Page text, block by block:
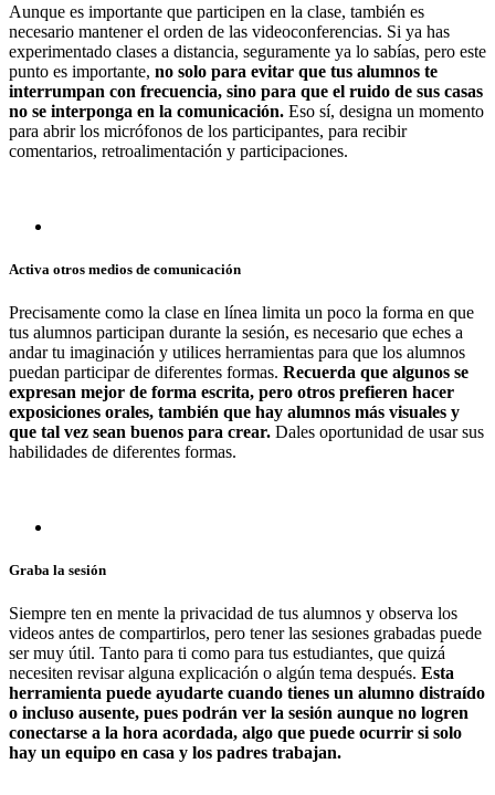
Aunque es importante que participen en la clase, también es
necesario mantener el orden de las videoconferencias. Si ya has
experimentado clases a distancia, seguramente ya lo sabías, pero este
punto es importante, no solo para evitar que tus alumnos te
interrumpan con frecuencia, sino para que el ruido de sus casas
no se interponga en la comunicación. Eso sí, designa un momento
para abrir los micrófonos de los participantes, para recibir
comentarios, retroalimentación y participaciones.
Activa otros medios de comunicación
Precisamente como la clase en línea limita un poco la forma en que
tus alumnos participan durante la sesión, es necesario que eches a
andar tu imaginación y utilices herramientas para que los alumnos
puedan participar de diferentes formas. Recuerda que algunos se
expresan mejor de forma escrita, pero otros prefieren hacer
exposiciones orales, también que hay alumnos más visuales y
que tal vez sean buenos para crear. Dales oportunidad de usar sus
habilidades de diferentes formas.
Graba la sesión
Siempre ten en mente la privacidad de tus alumnos y observa los
videos antes de compartirlos, pero tener las sesiones grabadas puede
ser muy útil. Tanto para ti como para tus estudiantes, que quizá
necesiten revisar alguna explicación o algún tema después. Esta
herramienta puede ayudarte cuando tienes un alumno distraído
o incluso ausente, pues podrán ver la sesión aunque no logren
conectarse a la hora acordada, algo que puede ocurrir si solo
hay un equipo en casa y los padres trabajan.